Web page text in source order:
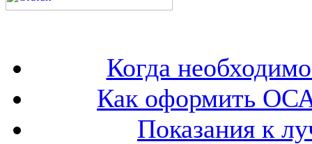
Когда
Как оформить
Показания к